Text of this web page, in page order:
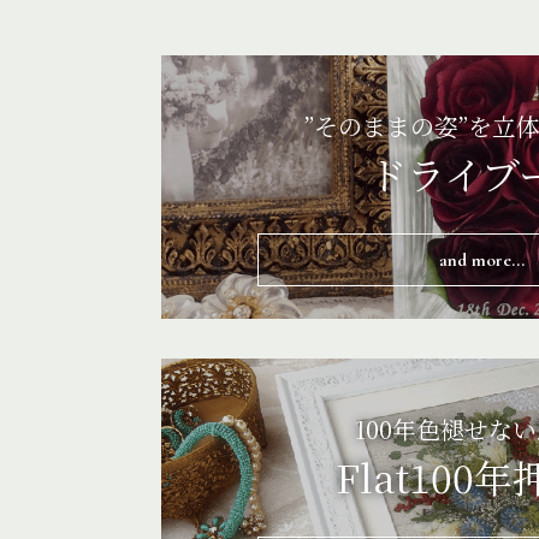
”そのままの姿”を立
ドライブ
and more...
100年色褪せな
Flat100年